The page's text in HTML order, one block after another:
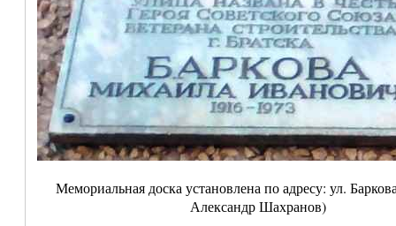
Мемориальная доска установлена по адресу: ул.
Александр Шахранов)